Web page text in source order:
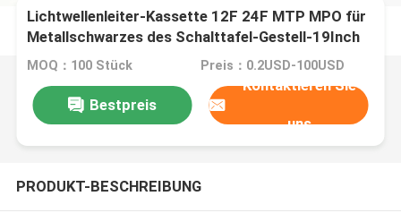
Lichtwellenleiter-Kassette 12F 24F MTP MPO für
Metallschwarzes des Schalttafel-Gestell-19Inch
1U
MOQ：100 Stück Preis：0.2USD-100USD
Bestpreis
Kontaktieren Sie
uns
PRODUKT-BESCHREIBUNG